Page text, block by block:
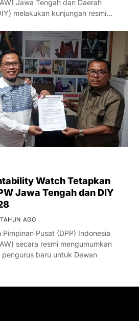
Jawa Tengah dan Daerah
melakukan kunjungan resmi…
Watch Tetapkan
Jawa Tengah dan DIY
AGO
Pusat (DPP) Indonesia
secara resmi mengumumkan
baru untuk Dewan